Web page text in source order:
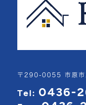
〒290-0055 市原
Tel: 0436-